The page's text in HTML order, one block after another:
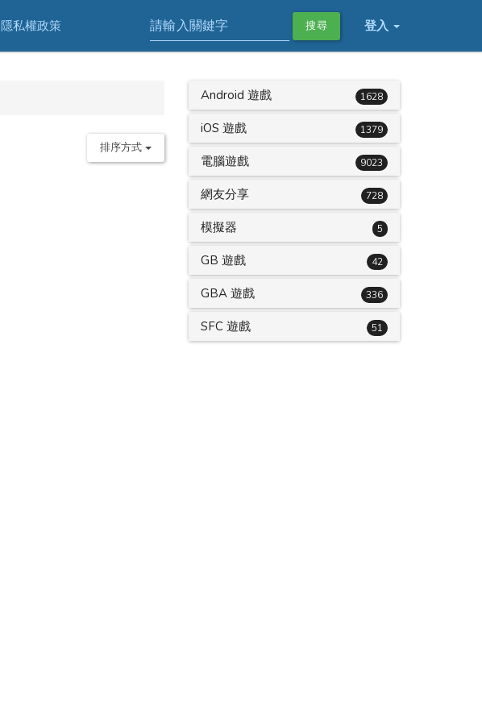
隱私權政策 登入
搜尋
排序方式
Android 遊戲 1628
iOS 遊戲 1379
電腦遊戲 9023
網友分享 728
模擬器 5
GB 遊戲 42
GBA 遊戲 336
SFC 遊戲 51